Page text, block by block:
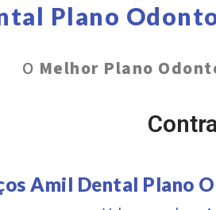
Plano
O Melhor Plano
Amil Dental Plano